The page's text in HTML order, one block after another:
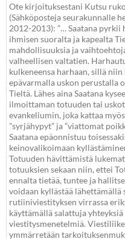
Ote kirjoituksestani Kutsu
(Sähköposteja seurakunnalle
2012-2013): ”… Saatana
ihmisen suoralta ja kapealta
mahdollisuuksia ja
valheellisen valtatien.
kulkeneensa harhaan, sillä
epävarmalla uskon perustalla
Tieltä. Lähes aina Saatana
ilmoittaman totuuden tai
evankeliumin, joka kattaa
”syrjähypyt” ja ”viattomat
Saatana epäonnistuu
keinovalikoimaan
Totuuden hävittämistä
totuuksien sekaan niin, ettei
ennalta tietää, tuntee ja
voidaan kyllästää
rutiiniviestityksen virrassa
käyttämällä salattuja
viestitysmenetelmiä.
ymmärretään